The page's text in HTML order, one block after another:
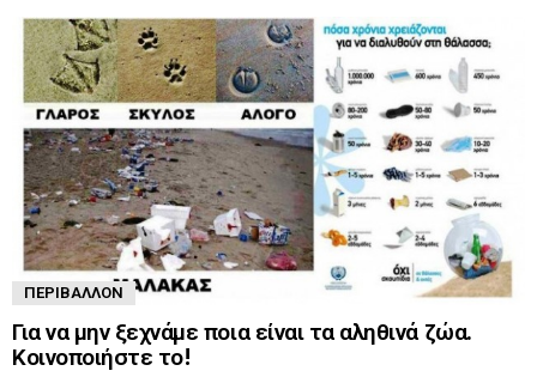
ΠΕΡΙΒΆΛΛΟΝ
Για να μην ξεχνάμε ποια είναι τα αληθινά ζώα.
Κοινοποιήστε το!